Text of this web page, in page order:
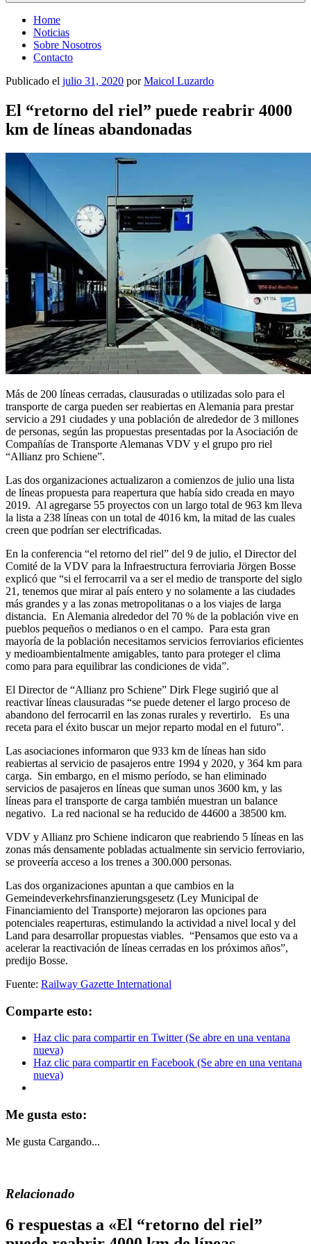
Home
Noticias
Sobre Nosotros
Contacto
Publicado el julio 31, 2020 porMaicol Luzardo
El “retorno del riel” puede reabrir 4000
km de líneas abandonadas
Más de 200 líneas cerradas, clausuradas o utilizadas solo para el
transporte de carga pueden ser reabiertas en Alemania para prestar
servicio a 291 ciudades y una población de alrededor de 3 millones
de personas, según las propuestas presentadas por la Asociación de
Compañías de Transporte Alemanas VDV y el grupo pro riel
“Allianz pro Schiene”.
Las dos organizaciones actualizaron a comienzos de julio una lista
de líneas propuesta para reapertura que había sido creada en mayo
2019. Al agregarse 55 proyectos con un largo total de 963 km lleva
la lista a 238 líneas con un total de 4016 km, la mitad de las cuales
creen que podrían ser electrificadas.
En la conferencia “el retorno del riel” del 9 de julio, el Director del
Comité de la VDV para la Infraestructura ferroviaria Jörgen Bosse
explicó que “si el ferrocarril va a ser el medio de transporte del siglo
21, tenemos que mirar al país entero y no solamente a las ciudades
más grandes y a las zonas metropolitanas o a los viajes de larga
distancia. En Alemania alrededor del 70 % de la población vive en
pueblos pequeños o medianos o en el campo. Para esta gran
mayoría de la población necesitamos servicios ferroviarios eficientes
y medioambientalmente amigables, tanto para proteger el clima
como para para equilibrar las condiciones de vida”.
El Director de “Allianz pro Schiene” Dirk Flege sugirió que al
reactivar líneas clausuradas “se puede detener el largo proceso de
abandono del ferrocarril en las zonas rurales y revertirlo. Es una
receta para el éxito buscar un mejor reparto modal en el futuro”.
Las asociaciones informaron que 933 km de líneas han sido
reabiertas al servicio de pasajeros entre 1994 y 2020, y 364 km para
carga. Sin embargo, en el mismo período, se han eliminado
servicios de pasajeros en líneas que suman unos 3600 km, y las
líneas para el transporte de carga también muestran un balance
negativo. La red nacional se ha reducido de 44600 a 38500 km.
VDV y Allianz pro Schiene indicaron que reabriendo 5 líneas en las
zonas más densamente pobladas actualmente sin servicio ferroviario,
se proveería acceso a los trenes a 300.000 personas.
Las dos organizaciones apuntan a que cambios en la
Gemeindeverkehrsfinanzierungsgesetz (Ley Municipal de
Financiamiento del Transporte) mejoraron las opciones para
potenciales reaperturas, estimulando la actividad a nivel local y del
Land para desarrollar propuestas viables. “Pensamos que esto va a
acelerar la reactivación de líneas cerradas en los próximos años”,
predijo Bosse.
Fuente: Railway Gazette International
Comparte esto:
Haz clic para compartir en Twitter (Se abre en una ventana
nueva)
Haz clic para compartir en Facebook (Se abre en una ventana
nueva)
Me gusta esto:
Me gusta Cargando...
Relacionado
6 respuestas a «El “retorno del riel”